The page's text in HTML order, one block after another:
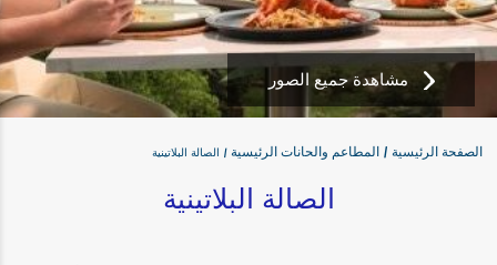
مشاهدة جميع الصور
الصفحة الرئيسية المطاعم والحانات الرئيسية الصالة البلاتينية
الصالة البلاتينية